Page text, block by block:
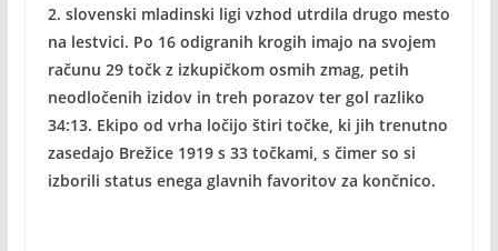
2. slovenski mladinski ligi vzhod utrdila drugo mesto
na lestvici. Po 16 odigranih krogih imajo na svojem
računu 29 točk z izkupičkom osmih zmag, petih
neodločenih izidov in treh porazov ter gol razliko
34:13. Ekipo od vrha ločijo štiri točke, ki jih trenutno
zasedajo Brežice 1919 s 33 točkami, s čimer so si
izborili status enega glavnih favoritov za končnico.